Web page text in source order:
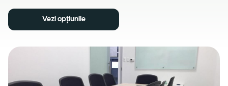
Vezi opțiunile